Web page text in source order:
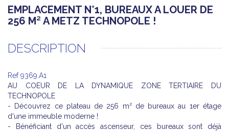
EMPLACEMENT N°1, BUREAUX A LOUER DE
256 M² A METZ TECHNOPOLE !
DESCRIPTION
Ref 9369.A1
AU COEUR DE LA DYNAMIQUE ZONE TERTIAIRE DU
TECHNOPOLE
- Découvrez ce plateau de 256 m² de bureaux au 1er étage
d'une immeuble moderne !
- Bénéficiant d'un accès ascenseur, ces bureaux sont déjà